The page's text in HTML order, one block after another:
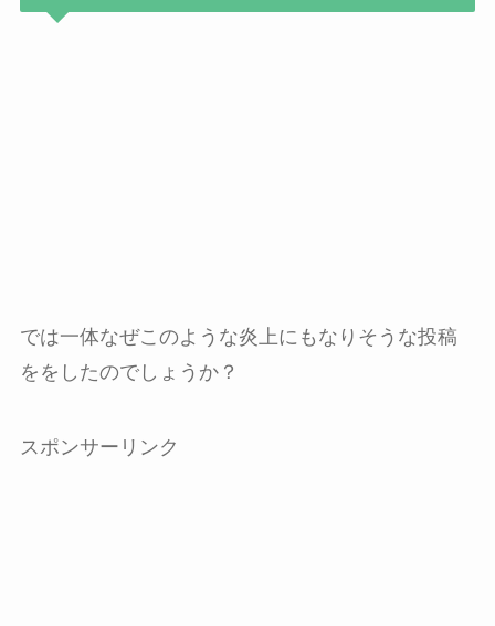
では一体なぜこのような炎上にもなりそうな投稿
ををしたのでしょうか？
スポンサーリンク